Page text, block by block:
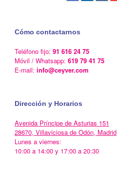
Cómo contactarnos
Teléfono fijo: 91 616 24 75
Móvil / Whatsapp: 619 79 41 75
E-mail: info@ceyver.com
Dirección y Horarios
Avenida Príncipe de Asturias 151
28670, Villaviciosa de Odón, Madrid
Lunes a viernes:
10:00 a 14:00 y 17:00 a 20:30